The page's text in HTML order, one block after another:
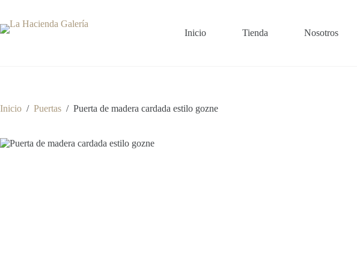
contenido
Inicio Tienda Nosotros
Inicio / Puertas / Puerta de madera cardada estilo gozne